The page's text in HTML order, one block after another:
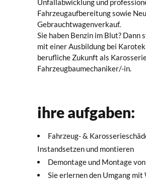
Unfallabwicklung und
Fahrzeugaufbereitung sowie
Gebrauchtwagenverkauf.
Sie haben Benzin im Blut? Dann
mit einer Ausbildung bei
berufliche Zukunft als
Fahrzeugbaumechaniker/-in.
ihre aufgaben:
Fahrzeug- &
Instandsetzen und montieren
Demontage und Montage
Sie erlernen den Umgang mit